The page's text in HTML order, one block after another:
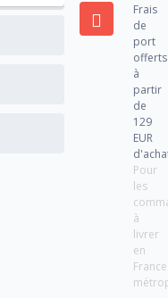
Frais
de
port
offerts
à
partir
de
129
EUR
Pour
les
à
livrer
en
France